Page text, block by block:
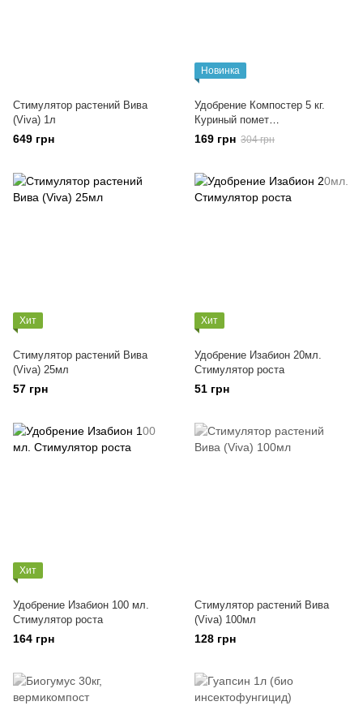
Стимулятор растений Вива
(Viva) 1л
649 грн
Новинка
Удобрение Компостер 5 кг.
Куриный помет
гранулированый
169 грн 304 грн
Хит
Стимулятор растений Вива
(Viva) 25мл
57 грн
Хит
Удобрение Изабион 20мл.
Стимулятор роста
51 грн
Хит
Удобрение Изабион 100 мл.
Стимулятор роста
164 грн
Стимулятор растений Вива
(Viva) 100мл
128 грн